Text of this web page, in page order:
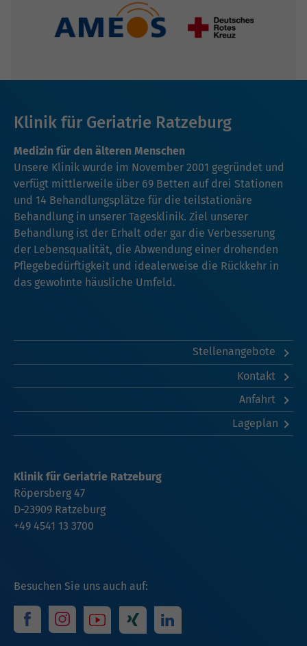
Klinik für Geriatrie Ratzeburg
Medizin für den älteren Menschen
Unsere Klinik wurde im November 2001 gegründet und
verfügt mittlerweile über 69 Betten auf drei Stationen
und 14 Behandlungsplätze für die teilstationäre
Behandlung in unserer Tagesklinik. Ziel unserer
Behandlung ist der Erhalt oder gar die Verbesserung
der Lebensqualität, die Abwendung einer drohenden
Pflegebedürftigkeit und idealerweise die Rückkehr in
das gewohnte häusliche Umfeld.
Stellenangebote
Kontakt
Anfahrt
Lageplan
Besuchen Sie uns auch auf:
Klinik für Geriatrie Ratzeburg
Röpersberg 47
D-23909 Ratzeburg
+49 4541 13 3700